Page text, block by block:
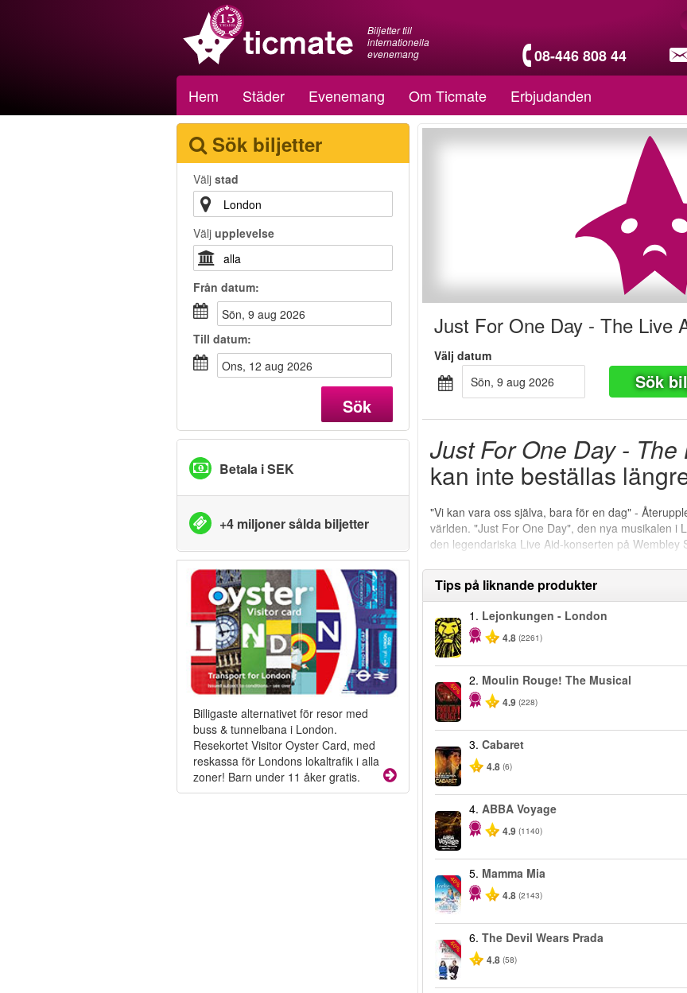
Biljetter till
internationella
evenemang
08-446 808 44
Hem Städer Evenemang Om Ticmate Erbjudanden
Sök biljetter
Välj stad
Välj upplevelse
Från datum:
sön, 9 aug 2026
Till datum:
ons, 12 aug 2026
Sök
Betala i SEK
+4 miljoner sålda biljetter
Billigaste alternativet för resor med
buss & tunnelbana i London.
Resekortet Visitor Oyster Card, med
reskassa för Londons lokaltrafik i alla
zoner! Barn under 11 åker gratis.
Just For One Day - The Live
Välj datum
sön, 9 aug 2026
Sök
Just For One Day -
kan inte beställas
"Vi kan vara oss själva, bara för en dag" -
världen. "Just For One Day", den nya musikalen i
den legendariska Live Aid-konserten på Wembley
Tips på liknande produkter
1. Lejonkungen - London
4.8 (2261)
-50%
2. Moulin Rouge! The Musical
4.9 (228)
3.Cabaret
4.8 (6)
4.ABBA Voyage
4.9 (1140)
-40%
5. Mamma Mia
4.8 (2143)
-50%
6.The Devil Wears Prada
4.8 (58)